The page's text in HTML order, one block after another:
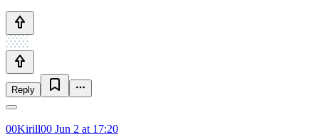
Reply
00Kirill00 Jun 2 at 17:20